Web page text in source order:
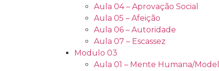
Aula 04 – Aprovação Social
Aula 05 – Afeição
Aula 06 – Autoridade
Aula 07 – Escassez
Modulo 03
Aula 01 – Mente Humana/